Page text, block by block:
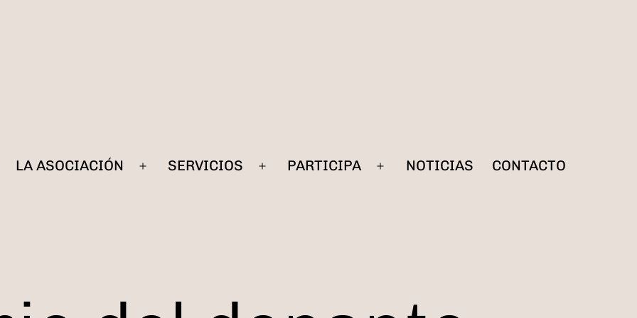
LA ASOCIACIÓN
Abrir
SERVICIOS
Abrir
PARTICIPA
Abrir
NOTICIAS CONTACTO